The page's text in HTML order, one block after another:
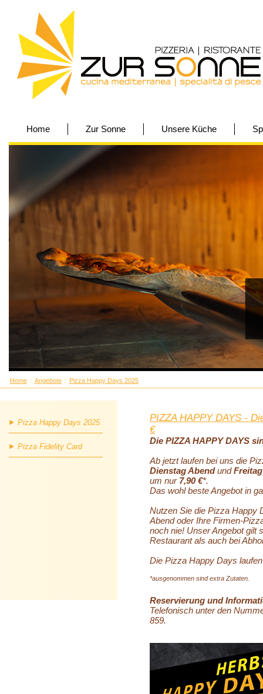
Home Zur Sonne Unsere Küche
Home : Angebote : Pizza Happy Days 2025
Pizza Happy Days 2025
Pizza Fidelity Card
PIZZA HAPPY DAYS -
€
Die PIZZA HAPPY DAYS
Ab jetzt laufen bei uns die
Dienstag Abendund
um nur 7,90 €*.
Das wohl beste Angebot in
Nutzen Sie die Pizza Happy
Abend oder Ihre Firmen-
noch nie! Unser Angebot gilt
Restaurant als auch bei
Die Pizza Happy Days
*ausgenommen sind extra Zutaten.
Reservierung und
Telefonisch unter den
859.